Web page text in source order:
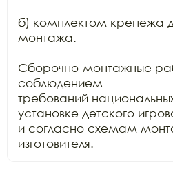
б) комплектом крепежа
монтажа.
Сборочно-монтажные
соблюдением
требований
установке детского
и согласно схемам
изготовителя.